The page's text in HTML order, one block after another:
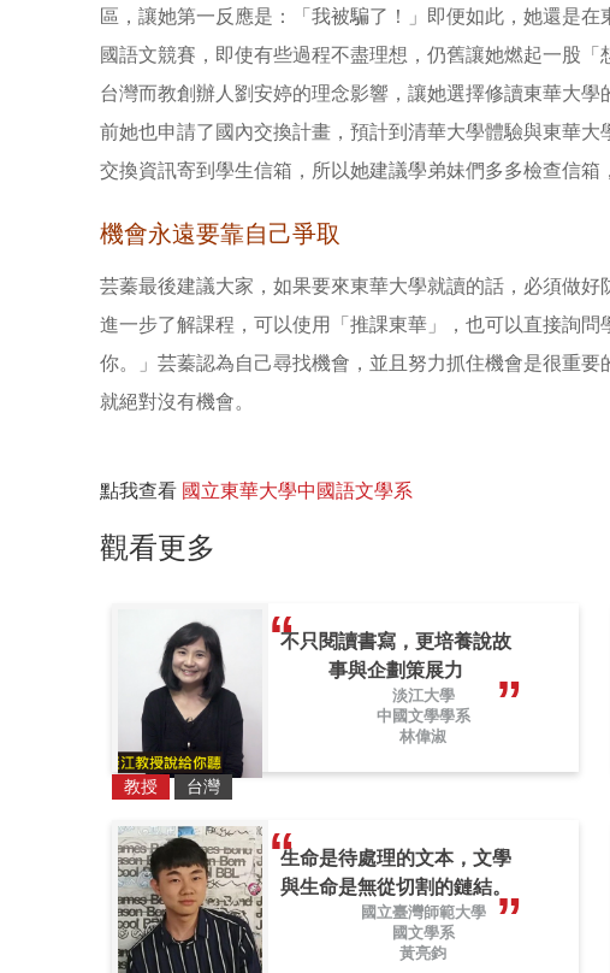
區，讓她第一反應是：「我被騙了！」即便如此，她還是
國語文競賽，即使有些過程不盡理想，仍舊讓她燃起一股
台灣而教創辦人劉安婷的理念影響，讓她選擇修讀東華大
前她也申請了國內交換計畫，預計到清華大學體驗與東華
交換資訊寄到學生信箱，所以她建議學弟妹們多多檢查信箱
機會永遠要靠自己爭取
芸蓁最後建議大家，如果要來東華大學就讀的話，必須做
進一步了解課程，可以使用「推課東華」，也可以直接詢
你。」芸蓁認為自己尋找機會，並且努力抓住機會是很重
就絕對沒有機會。
點我查看 國立東華大學中國語文學系
觀看更多
不只閱讀書寫，更培養說故
事與企劃策展力
淡江大學
中國文學學系
林偉淑
教授 台灣
生命是待處理的文本，文學
與生命是無從切割的鏈結。
國立臺灣師範大學
國文學系
黃亮鈞